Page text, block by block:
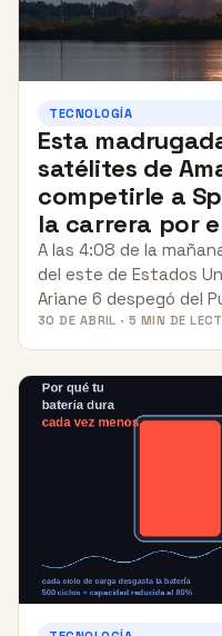
TECNOLOGÍA
Esta
satélites de
competirle a
la carrera por
A las 4:08 de la
del este de Estados
Ariane 6 despegó del
30 DE ABRIL · 5 MIN DE